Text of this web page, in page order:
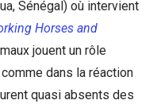
Sénégal) où intervient
Horses and
jouent un rôle
dans la réaction
quasi absents des